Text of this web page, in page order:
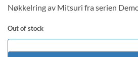
Nøkkelring av Mitsuri fra serien
Out of stock